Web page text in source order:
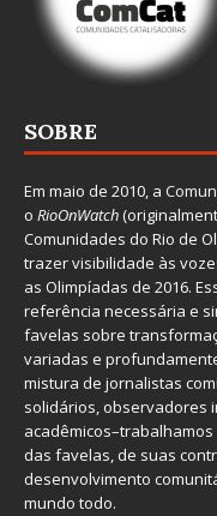
SOBRE
Em maio de 2010, a
o RioOnWatch
Comunidades do Rio de
trazer visibilidade às
as Olimpíadas de 2016.
referência necessária e
favelas sobre
variadas e
mistura de jornalistas
solidários, observadores
das favelas, de suas
desenvolvimento
mundo todo.